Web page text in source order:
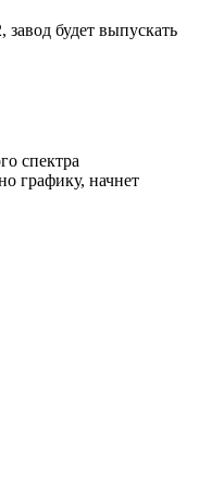
будет выпускать
спектра
графику, начнет